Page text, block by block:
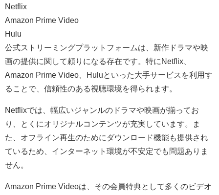
Netflix
Amazon Prime Video
Hulu
公式ストリーミングプラットフォームは、新作ドラマや映
画の提供に関して頼りになる存在です。特にNetflix、
Amazon Prime Video、Huluといった大手サービスを利用す
ることで、信頼性のある視聴環境を得られます。
Netflixでは、幅広いジャンルのドラマや映画が揃ってお
り、とくにオリジナルコンテンツが充実しています。ま
た、オフライン再生のためにダウンロード機能も提供され
ているため、インターネット環境が不安定でも問題ありま
せん。
Amazon Prime Videoは、その会員特典として多くのビデオ